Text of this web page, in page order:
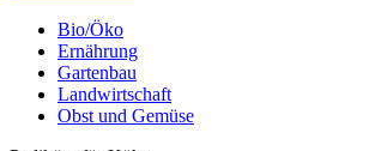
Bio/Öko
Ernährung
Gartenbau
Landwirtschaft
Obst und Gemüse